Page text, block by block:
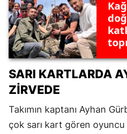
SARI KARTLARDA
ZIRVEDE
Takımın kaptanı Ayhan
çok sarı kart gören oyuncu